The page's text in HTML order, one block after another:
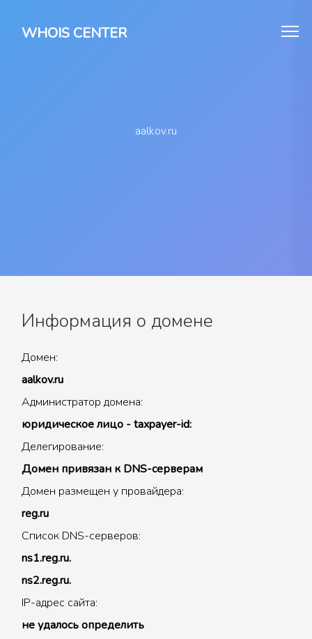
WHOIS CENTER
aalkov.ru
Информация о домене
Домен:
aalkov.ru
Администратор домена:
юридическое лицо - taxpayer-id:
Делегирование:
Домен привязан к DNS-серверам
Домен размещен у провайдера:
reg.ru
Список DNS-серверов:
ns1.reg.ru.
ns2.reg.ru.
IP-адрес сайта:
не удалось определить